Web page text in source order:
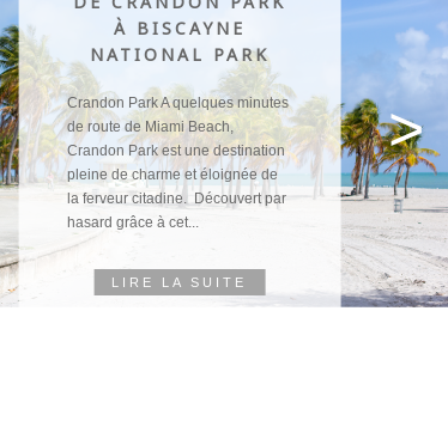
À BISCAYNE
NATIONAL PARK
Crandon Park A quelques minutes
de route de Miami Beach,
Crandon Park est une destination
pleine de charme et éloignée de
la ferveur citadine. Découvert par
hasard grâce à cet...
LIRE LA SUITE
>